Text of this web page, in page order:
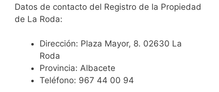
Datos de contacto del Registro de la Propiedad
de La Roda:
Dirección: Plaza Mayor, 8. 02630 La
Roda
Provincia: Albacete
Teléfono: 967 44 00 94